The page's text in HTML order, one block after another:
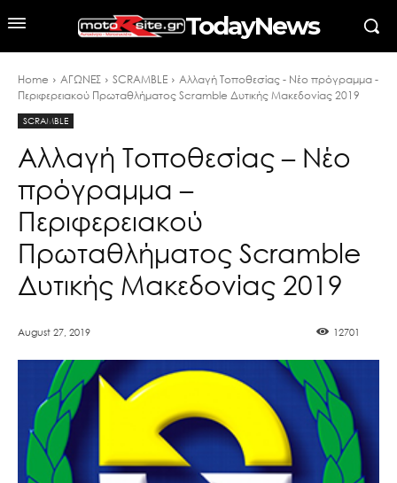
TodayNews
Home ΑΓΩΝΕΣ SCRAMBLE
Αλλαγή Τοποθεσίας - Νέο πρόγραμμα -
Περιφερειακού Πρωταθλήματος Scramble Δυτικής Μακεδονίας 2019
SCRAMBLE
Αλλαγή Τοποθεσίας – Νέο
πρόγραμμα –
Περιφερειακού
Πρωταθλήματος Scramble
Δυτικής Μακεδονίας 2019
August 27, 2019 12701